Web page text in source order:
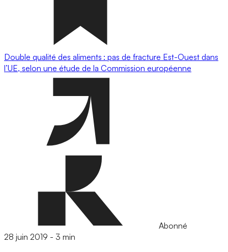
Double qualité des aliments : pas de fracture Est-Ouest dans
l’UE, selon une étude de la Commission européenne
Abonné
28 juin 2019 - 3 min